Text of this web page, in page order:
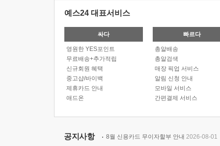
예스24 대표서비스
싸다
영원한 YES포인트
무료배송+추가적립
신규회원 혜택
중고샵/바이백
제휴카드 안내
애드온
빠르다
총알배송
총알검색
매장 픽업 서비스
알림 신청 안내
모바일 서비스
간편결제 서비스
공지사항 8월 신용카드 무이자할부 안내 2026-08-01